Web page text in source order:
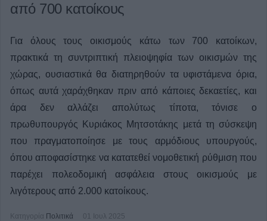
από 700 κατοίκους
Για όλους τους οικισμούς κάτω των 700 κατοίκων,
πρακτικά τη συντριπτική πλειοψηφία των οικισμών της
χώρας, ουσιαστικά θα διατηρηθούν τα υφιστάμενα όρια,
όπως αυτά χαράχθηκαν πριν από κάποιες δεκαετίες, και
άρα δεν αλλάζει απολύτως τίποτα, τόνισε ο
πρωθυπουργός Κυριάκος Μητσοτάκης μετά τη σύσκεψη
που πραγματοποίησε με τους αρμόδιους υπουργούς,
όπου αποφασίστηκε να κατατεθεί νομοθετική ρύθμιση που
παρέχει πολεοδομική ασφάλεια στους οικισμούς με
λιγότερους από 2.000 κατοίκους.
Κατηγορία Πολιτικά 01 Ιουλ 2025